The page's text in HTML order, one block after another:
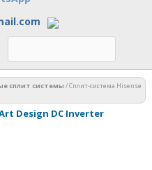
сплит системы /Сплит-система Hisense
Hisense PURPLE Art Design DC Inverter